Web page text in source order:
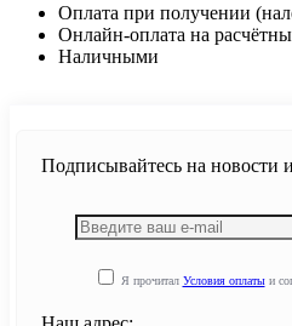
Оплата при получении
Онлайн-оплата на
Наличными
Подписывайтесь на новости
Я прочитал Условия оплатыи